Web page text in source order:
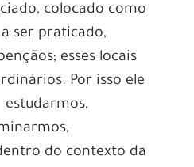
colocado como
ser praticado,
esses locais
Por isso ele
do contexto da